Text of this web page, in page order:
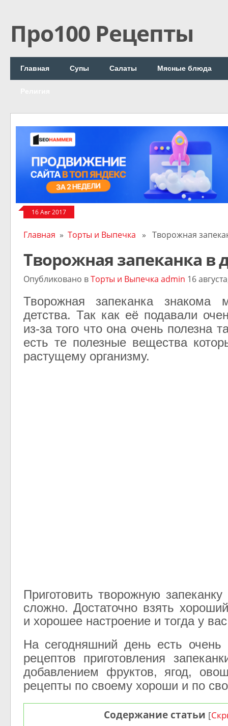
Про100 Рецепты
Главная Супы Салаты Мясные блюда
16 Авг 2017
Главная » Торты и Выпечка » Творожная
Творожная запеканка в
Опубликовано вТорты и Выпечка admin 16
Творожная запеканка
детства. Так как её подавали
из-за того что она очень полезна
есть те полезные вещества
растущему организму.
Приготовить творожную
сложно. Достаточно взять
и хорошее настроение и тогда у
На сегодняшний день есть очень
рецептов приготовления
добавлением фруктов, ягод,
рецепты по своему хороши и по
Содержание статьи [